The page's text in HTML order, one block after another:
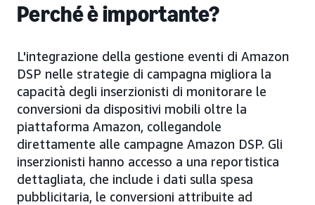
Perché è importante?
L'integrazione della gestione eventi di Amazon
DSP nelle strategie di campagna migliora la
capacità degli inserzionisti di monitorare le
conversioni da dispositivi mobili oltre la
piattaforma Amazon, collegandole
direttamente alle campagne Amazon DSP. Gli
inserzionisti hanno accesso a una reportistica
dettagliata, che include i dati sulla spesa
pubblicitaria, le conversioni attribuite ad